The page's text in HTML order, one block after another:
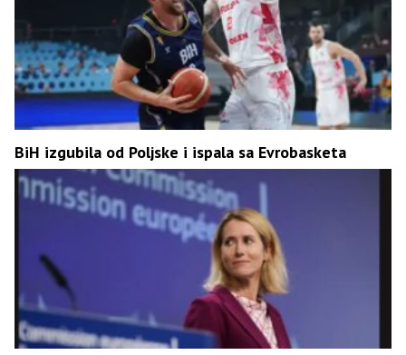
BiH izgubila od Poljske i ispala sa Evrobasketa